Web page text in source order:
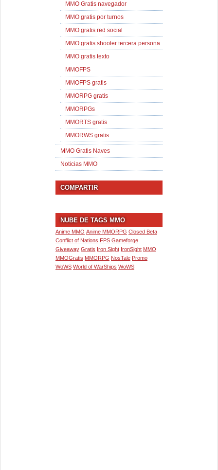
MMO Gratis navegador
MMO gratis por turnos
MMO gratis red social
MMO gratis shooter tercera persona
MMO gratis texto
MMOFPS
MMOFPS gratis
MMORPG gratis
MMORPGs
MMORTS gratis
MMORWS gratis
MMO Gratis Naves
Noticias MMO
COMPARTIR
NUBE DE TAGS MMO
Anime MMO Anime MMORPG Closed Beta
Conflict of Nations FPS Gameforge
Giveaway Gratis Iron Sight IronSight MMO
MMOGratis MMORPG NosTale Promo
WoWS World of WarShips WoWS